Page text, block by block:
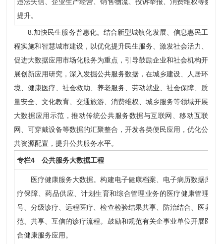
提升。
8.加快民生服务普惠化。结合新型城镇化发展、信息惠民工
程实施和智慧城市建设，以优化提升民生服务、激发社会活力、
促进大数据应用市场化服务为重点，引导鼓励企业和社会机构开
展创新应用研究，深入发掘公共服务数据，在城乡建设、人居环
境、健康医疗、社会救助、养老服务、劳动就业、社会保障、质
量安全、文化教育、交通旅游、消费维权、城乡服务等领域开展
大数据应用示范，推动传统公共服务数据与互联网、移动互联
网、可穿戴设备等数据的汇聚整合，开发各类便民应用，优化公
共资源配置，提升公共服务水平。
专栏4 公共服务大数据工程
医疗健康服务大数据。构建电子健康档案、电子病历数据库，
疗保障、药品供应、计划生育和综合管理业务的医疗健康管理和
号、分级诊疗、远程医疗、检查检验结果共享、防治结合、医养
范、共享、互信的诊疗流程。鼓励和规范有关企事业单位开展医
合健康服务应用。